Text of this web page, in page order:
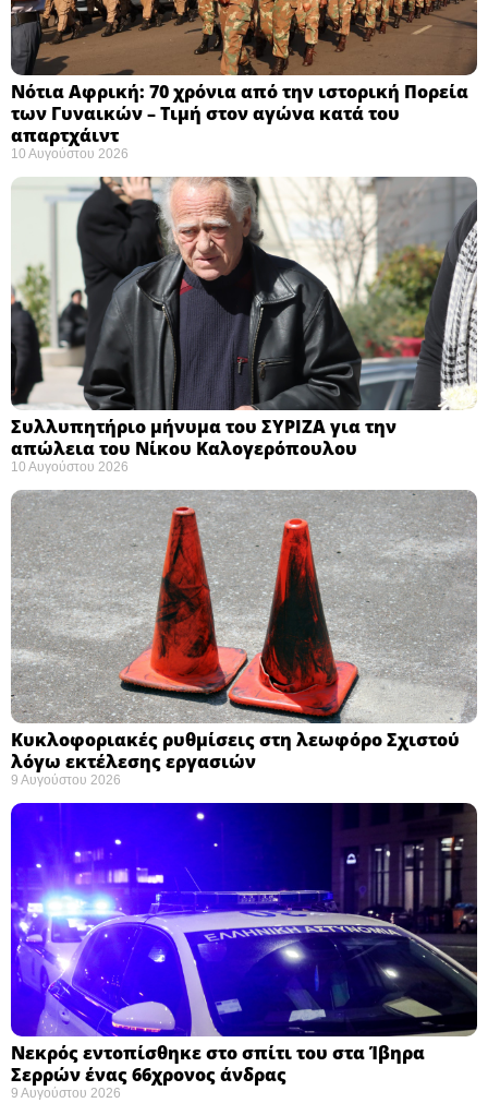
Νότια Αφρική: 70 χρόνια από την ιστορική Πορεία
των Γυναικών – Τιμή στον αγώνα κατά του
απαρτχάιντ ​
10 Αυγούστου 2026
Συλλυπητήριο μήνυμα του ΣΥΡΙΖΑ για την
απώλεια του Νίκου Καλογερόπουλου ​
10 Αυγούστου 2026
Κυκλοφοριακές ρυθμίσεις στη λεωφόρο Σχιστού
λόγω εκτέλεσης εργασιών
9 Αυγούστου 2026
Νεκρός εντοπίσθηκε στο σπίτι του στα Ίβηρα
Σερρών ένας 66χρονος άνδρας
9 Αυγούστου 2026